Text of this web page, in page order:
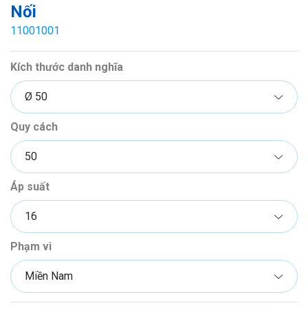
Nối
11001001
Kích thước danh nghĩa
Quy cách
Áp suất
Phạm vi